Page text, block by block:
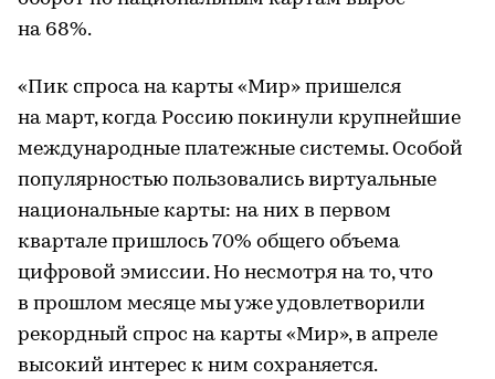
на 68%.
«Пик спроса на карты «Мир» пришелся
на март, когда Россию покинули крупнейшие
международные платежные системы. Особой
популярностью пользовались виртуальные
национальные карты: на них в первом
квартале пришлось 70% общего объема
цифровой эмиссии. Но несмотря на то, что
в прошлом месяце мы уже удовлетворили
рекордный спрос на карты «Мир», в апреле
высокий интерес к ним сохраняется.